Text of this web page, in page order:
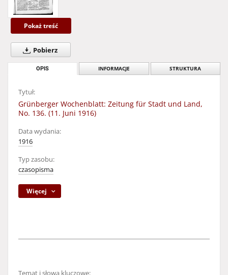
Pokaż treść
Pobierz
OPIS INFORMACJE STRUKTURA
Tytuł:
Grünberger Wochenblatt: Zeitung für Stadt und Land,
No. 136. (11. Juni 1916)
Data wydania:
1916
Typ zasobu:
czasopisma
Więcej
Temat i słowa kluczowe: